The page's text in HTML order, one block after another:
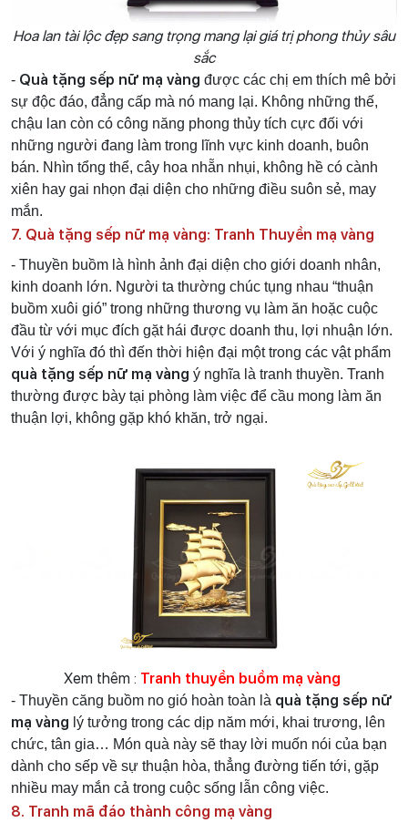
Hoa lan tài lộc đẹp sang trọng mang lại giá trị phong thủy sâu
sắc
- Quà tặng sếp nữ mạ vàng được các chị em thích mê bởi
sự độc đáo, đẳng cấp mà nó mang lại. Không những thế,
chậu lan còn có công năng phong thủy tích cực đối với
những người đang làm trong lĩnh vực kinh doanh, buôn
bán. Nhìn tổng thể, cây hoa nhẵn nhụi, không hề có cành
xiên hay gai nhọn đại diện cho những điều suôn sẻ, may
mắn.
7. Quà tặng sếp nữ mạ vàng: Tranh Thuyền mạ vàng
- Thuyền buồm là hình ảnh đại diện cho giới doanh nhân,
kinh doanh lớn. Người ta thường chúc tụng nhau “thuận
buồm xuôi gió” trong những thương vụ làm ăn hoặc cuộc
đầu từ với mục đích gặt hái được doanh thu, lợi nhuận lớn.
Với ý nghĩa đó thì đến thời hiện đại một trong các vật phẩm
quà tặng sếp nữ mạ vàng ý nghĩa là tranh thuyền. Tranh
thường được bày tại phòng làm việc để cầu mong làm ăn
thuận lợi, không gặp khó khăn, trở ngại.
Xem thêm : Tranh thuyền buồm mạ vàng
- Thuyền căng buồm no gió hoàn toàn là quà tặng sếp nữ
mạ vàng lý tưởng trong các dịp năm mới, khai trương, lên
chức, tân gia… Món quà này sẽ thay lời muốn nói của bạn
dành cho sếp về sự thuận hòa, thẳng đường tiến tới, gặp
nhiều may mắn cả trong cuộc sống lẫn công việc.
8. Tranh mã đáo thành công mạ vàng